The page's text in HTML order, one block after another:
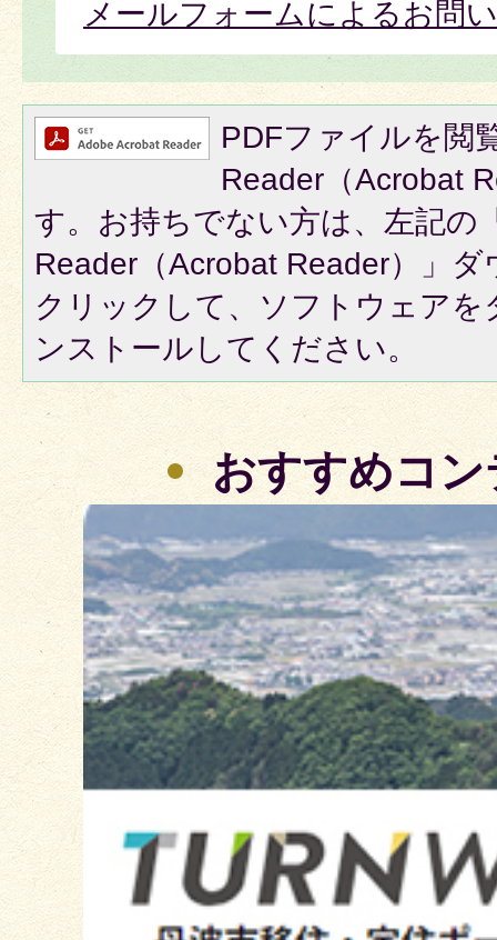
メールフォームによるお問
PDFファイルを閲
Reader（Acrobat
す。お持ちでない方は、左記の
Reader（Acrobat Reader）」
クリックして、ソフトウェア
ンストールしてください。
おすすめコ
3
枚
目
の
ス